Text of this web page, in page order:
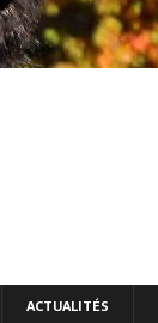
ACTUALITÉS